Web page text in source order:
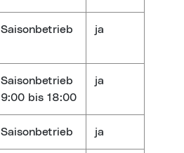
Saisonbetrieb ja
Saisonbetrieb
9:00 bis 18:00
ja
Saisonbetrieb ja